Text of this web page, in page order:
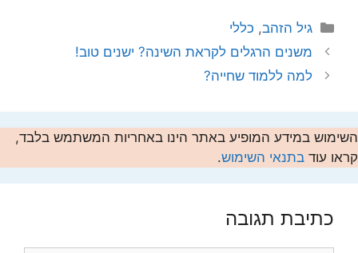
קטגוריות
גיל הזהב, כללי
משנים הרגלים לקראת השינה? ישנים טוב!
למה ללמוד שחייה?
השימוש במידע המופיע באתר הינו באחריות המשתמש בלבד,
קראו עוד בתנאי השימוש.
כתיבת תגובה